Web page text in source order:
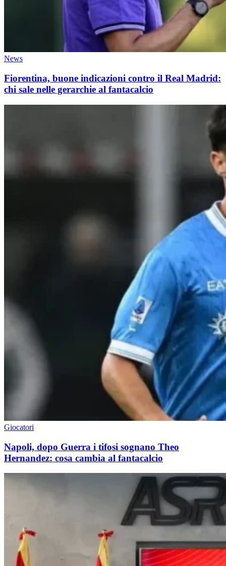
News
Fiorentina, buone indicazioni contro il Real Madrid:
chi sale nelle gerarchie al fantacalcio
Giocatori
Napoli, dopo Guerra i tifosi sognano Theo
Hernandez: cosa cambia al fantacalcio